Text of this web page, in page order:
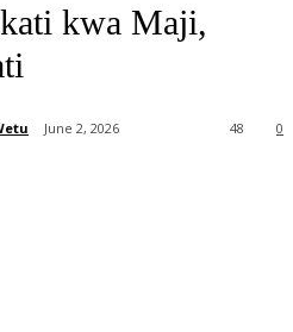
kwa Maji,
June 2, 2026 0
48